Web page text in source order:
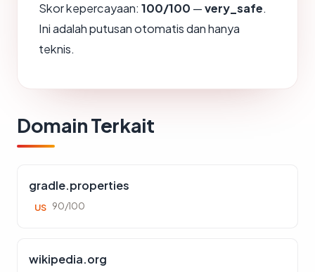
Skor kepercayaan: 100/100 —very_safe.
Ini adalah putusan otomatis dan hanya
teknis.
Domain Terkait
gradle.properties
US 90/100
wikipedia.org